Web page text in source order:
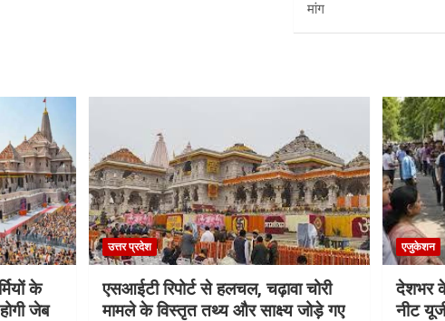
मांग
के
जेब
उत्तर प्रदेश
एसआईटी रिपोर्ट से हलचल, चढ़ावा चोरी
मामले के विस्तृत तथ्य और साक्ष्य जोड़े गए
एजुकेशन
देशभर
नीट